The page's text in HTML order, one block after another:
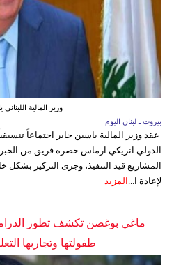
وزير المالية اللبناني
بيروت ـ لبنان اليوم
عقد وزير المالية ياسين جابر اجتماعاً
الدولي انريكي ارماس حضره فريق من
لإعادة ا... المزيد
ماغي بوغصن تكشف تطور
طفولتها وتجاربها